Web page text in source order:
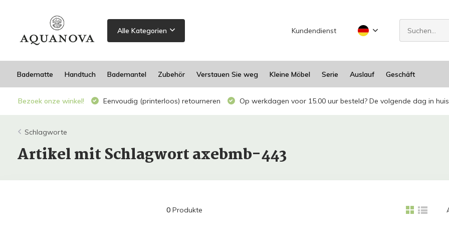
Alle Kategorien Kundendienst
Badematte Handtuch Bademantel Zubehör Verstauen Sie weg Kleine Möbel Serie Auslauf Geschäft
Bezoek onze winkel! Eenvoudig (printerloos) retourneren Op werkdagen voor 15.00 uur besteld? De volgende dag in
Schlagworte
Artikel mit Schlagwort axebmb-443
0Produkte